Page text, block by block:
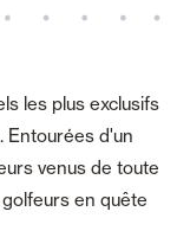
les plus exclusifs
Entourées d'un
venus de toute
en quête